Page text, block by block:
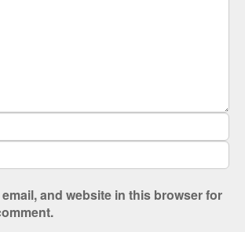
and website in this browser for